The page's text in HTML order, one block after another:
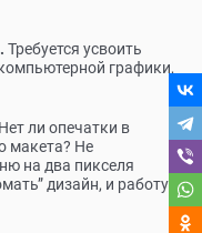
Требуется усвоить
графики,
Нет ли опечатки в
макета? Не
на два пикселя
дизайн, и работу